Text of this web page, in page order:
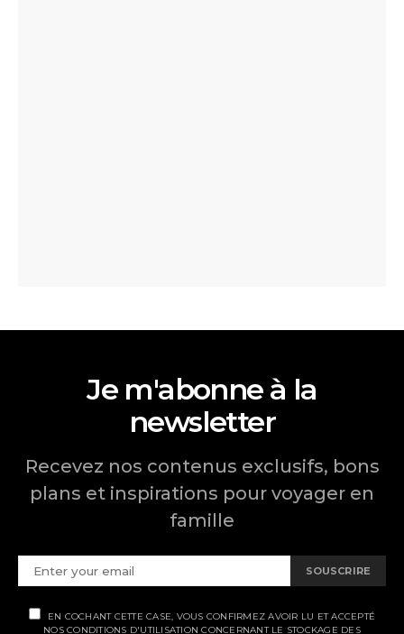
Je m'abonne à la
newsletter
Recevez nos contenus exclusifs, bons
plans et inspirations pour voyager en
famille
SOUSCRIRE
EN COCHANT CETTE CASE, VOUS CONFIRMEZ AVOIR LU ET ACCEPTÉ
NOS CONDITIONS D'UTILISATION CONCERNANT LE STOCKAGE DES